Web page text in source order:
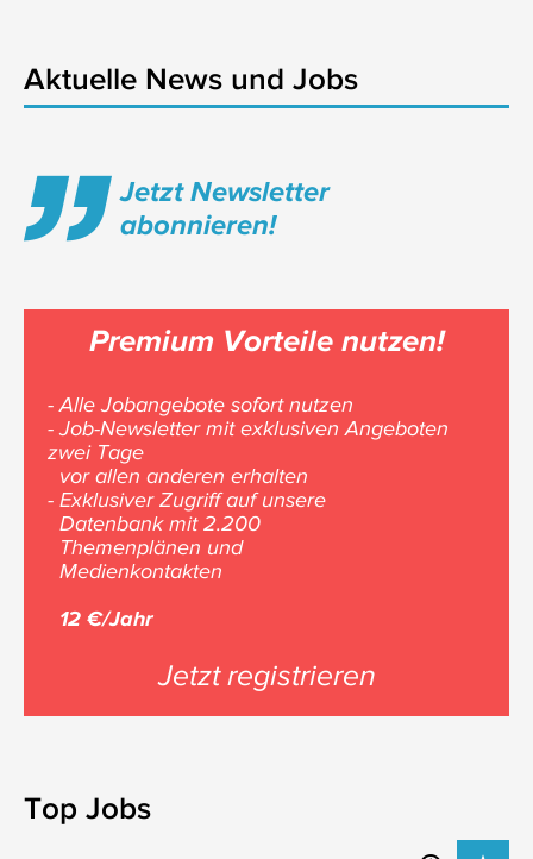
Aktuelle News und Jobs
Jetzt Newsletter
abonnieren!
Premium Vorteile nutzen!
- Alle Jobangebote sofort nutzen
- Job-Newsletter mit exklusiven Angeboten
zwei Tage
vor allen anderen erhalten
- Exklusiver Zugriff auf unsere
Datenbank mit 2.200
Themenplänen und
Medienkontakten
12 €/Jahr
Jetzt registrieren
Top Jobs